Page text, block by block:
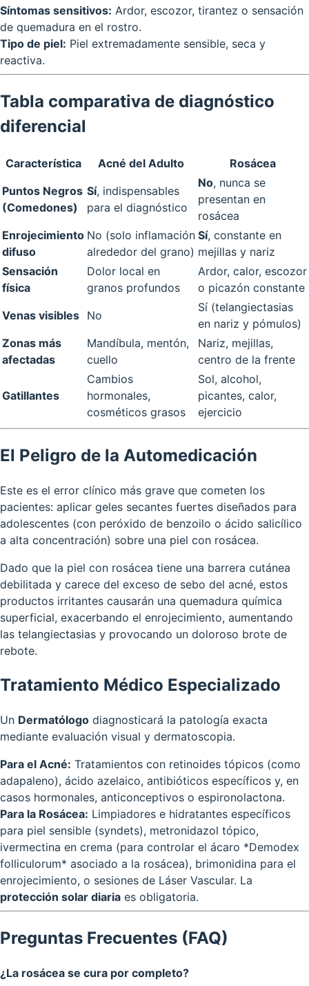
Síntomas sensitivos: Ardor, escozor, tirantez o sensación
de quemadura en el rostro.
Tipo de piel: Piel extremadamente sensible, seca y
reactiva.
Tabla comparativa de diagnóstico
diferencial
Característica Acné del Adulto
Rosácea
Puntos Negros
(Comedones)
Sí, indispensables
para el diagnóstico
No, nunca se
presentan en
rosácea
Enrojecimiento
difuso
No (solo inflamación
alrededor del grano)
Sí, constante en
mejillas y nariz
Sensación
física
Dolor local en
granos profundos
Ardor, calor, escozor
o picazón constante
Venas visibles No
Sí (telangiectasias
en nariz y pómulos)
Zonas más
afectadas
Mandíbula, mentón,
cuello
Nariz, mejillas,
centro de la frente
Gatillantes
Cambios
hormonales,
cosméticos grasos
Sol, alcohol,
picantes, calor,
ejercicio
El Peligro de la Automedicación
Este es el error clínico más grave que cometen los
pacientes: aplicar geles secantes fuertes diseñados para
adolescentes (con peróxido de benzoilo o ácido salicílico
a alta concentración) sobre una piel con rosácea.
Dado que la piel con rosácea tiene una barrera cutánea
debilitada y carece del exceso de sebo del acné, estos
productos irritantes causarán una quemadura química
superficial, exacerbando el enrojecimiento, aumentando
las telangiectasias y provocando un doloroso brote de
rebote.
Tratamiento Médico Especializado
Un Dermatólogo diagnosticará la patología exacta
mediante evaluación visual y dermatoscopia.
Para el Acné: Tratamientos con retinoides tópicos (como
adapaleno), ácido azelaico, antibióticos específicos y, en
casos hormonales, anticonceptivos o espironolactona.
Para la Rosácea: Limpiadores e hidratantes específicos
para piel sensible (syndets), metronidazol tópico,
ivermectina en crema (para controlar el ácaro *Demodex
folliculorum* asociado a la rosácea), brimonidina para el
enrojecimiento, o sesiones de Láser Vascular. La
protección solar diaria es obligatoria.
Preguntas Frecuentes (FAQ)
¿La rosácea se cura por completo?